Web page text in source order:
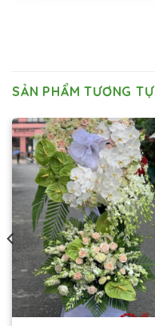
SẢN PHẨM TƯƠNG TỰ